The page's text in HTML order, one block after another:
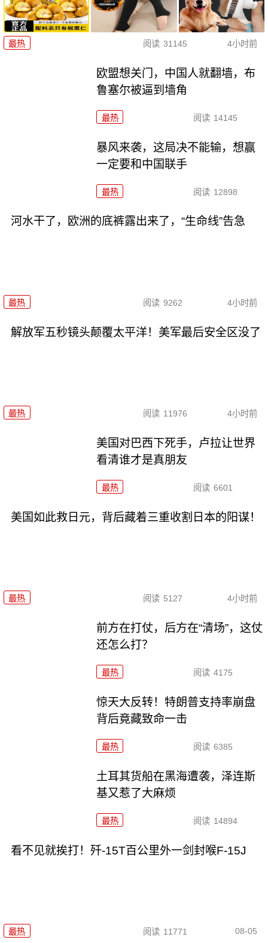
最热 阅读 31145 4小时前
欧盟想关门，中国人就翻墙，布
鲁塞尔被逼到墙角
最热 阅读 14145
暴风来袭，这局决不能输，想赢
一定要和中国联手
最热 阅读 12898
河水干了，欧洲的底裤露出来了，“生命线”告急
最热 阅读 9262 4小时前
解放军五秒镜头颠覆太平洋！美军最后安全区没了
最热 阅读 11976 4小时前
美国对巴西下死手，卢拉让世界
看清谁才是真朋友
最热 阅读 6601
美国如此救日元，背后藏着三重收割日本的阳谋！
最热 阅读 5127 4小时前
前方在打仗，后方在“清场”，这仗
还怎么打？
最热 阅读 4175
惊天大反转！特朗普支持率崩盘
背后竟藏致命一击
最热 阅读 6385
土耳其货船在黑海遭袭，泽连斯
基又惹了大麻烦
最热 阅读 14894
看不见就挨打！歼-15T百公里外一剑封喉F-15J
最热 阅读 11771 08-05